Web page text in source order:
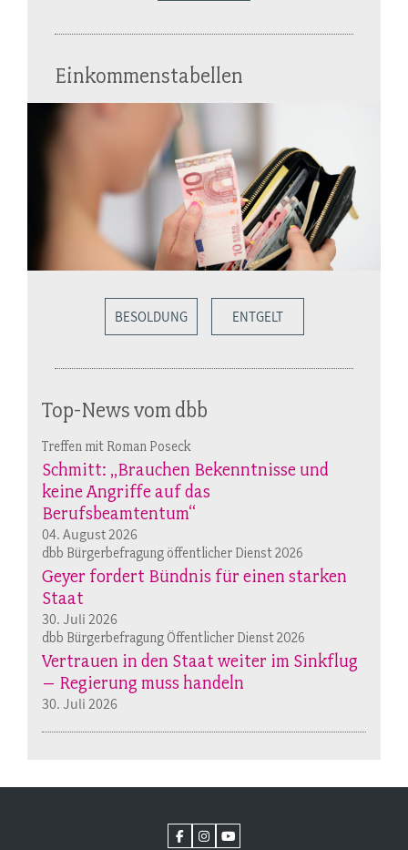
Einkommenstabellen
BESOLDUNG ENTGELT
Top-News vom dbb
Treffen mit Roman Poseck
Schmitt: „Brauchen Bekenntnisse und
keine Angriffe auf das
Berufsbeamtentum“
04. August 2026
dbb Bürgerbefragung öffentlicher Dienst 2026
Geyer fordert Bündnis für einen starken
Staat
30. Juli 2026
dbb Bürgerbefragung Öffentlicher Dienst 2026
Vertrauen in den Staat weiter im Sinkflug
– Regierung muss handeln
30. Juli 2026